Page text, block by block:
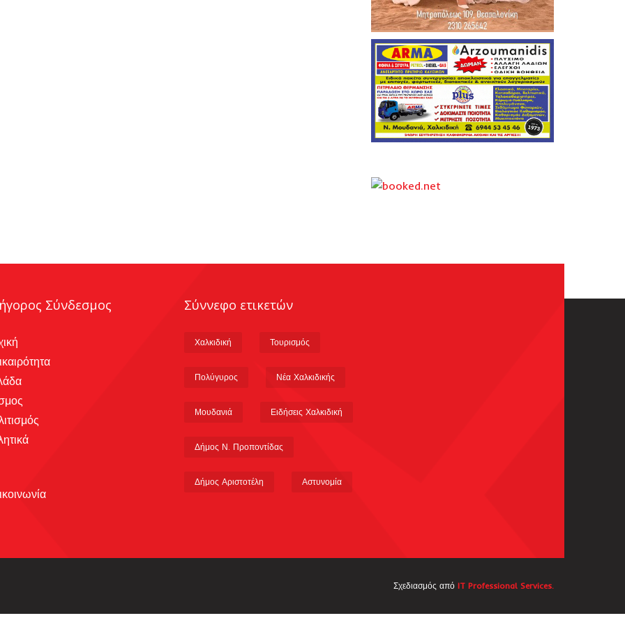
Σύνδεσμος Σύννεφο ετικετών
Χαλκιδική Τουρισμός
Πολύγυρος Νέα Χαλκιδικής
Μουδανιά Ειδήσεις Χαλκιδική
Δήμος Ν. Προποντίδας
Δήμος Αριστοτέλη Αστυνομία
Σχεδιασμός από IT Professional Services.